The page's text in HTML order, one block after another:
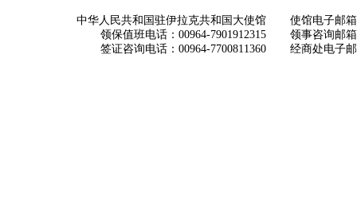
中华人民共和国驻伊拉克共和国大使馆
领保值班电话：00964-7901912315
签证咨询电话：00964-7700811360
使馆电子邮箱
领事咨询邮箱
经商处电子